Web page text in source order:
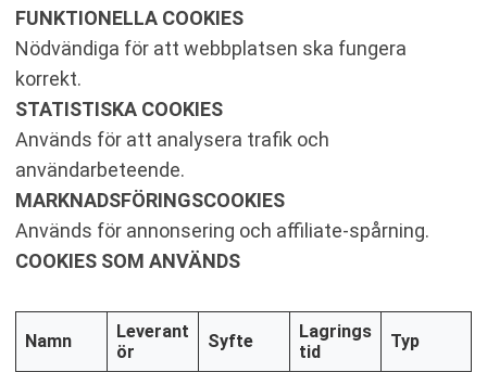
FUNKTIONELLA COOKIES
Nödvändiga för att webbplatsen ska fungera
korrekt.
STATISTISKA COOKIES
Används för att analysera trafik och
användarbeteende.
MARKNADSFÖRINGSCOOKIES
Används för annonsering och affiliate-spårning.
COOKIES SOM ANVÄNDS
Namn
Leverant
ör
Syfte
Lagrings
tid
Typ